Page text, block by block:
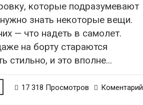
которые подразумевают
знать некоторые вещи.
— что надеть в самолет.
на борту стараются
стильно, и это вполне...
Коментарий
17 318 Просмотров